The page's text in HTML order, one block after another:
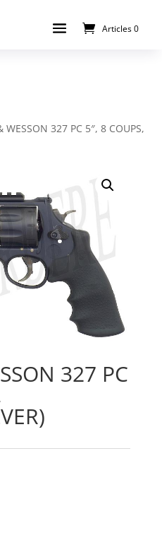
Articles 0
WESSON 327 PC 5″, 8 COUPS,
327 PC